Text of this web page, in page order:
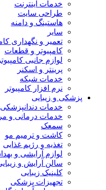
خدمات اینترنت
طراحی سایت
هاستینگ و دامنه
سایر
تعمیر و نگهداری کامپیوتر
کامپیوتر و قطعات
لوازم جانبی کامپیوتر
پرینتر و اسکنر
خدمات شبکه
نرم افزار کامپیوتر
پزشکی و زیبایی
خدمات دندانپزشکی
خدمات درمانی و مراقبتی
سمعک
کاشت و ترمیم مو
تغذیه و رژیم غذایی
لوازم آرایشی و بهداشتی
سالن آرایش و زیبایی
کلینیک زیبایی
تجهیزات پزشکی